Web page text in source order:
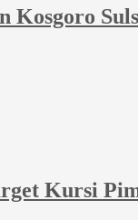
Kosgoro
Kursi